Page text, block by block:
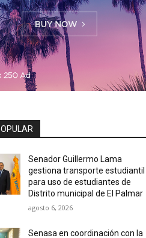
Senador Guillermo Lama
gestiona transporte estudiantil
para uso de estudiantes de
Distrito municipal de El Palmar
agosto 6, 2026
Senasa en coordinación con la